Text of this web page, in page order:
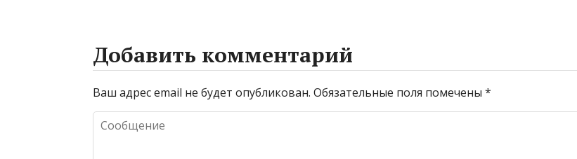
Добавить комментарий
Ваш адрес email не будет опубликован. Обязательные поля помечены *